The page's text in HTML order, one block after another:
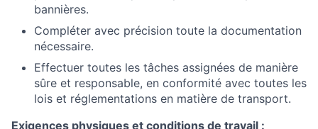
bannières.
Compléter avec précision toute la documentation
nécessaire.
Effectuer toutes les tâches assignées de manière
sûre et responsable, en conformité avec toutes les
lois et réglementations en matière de transport.
Exigences physiques et conditions de travail :